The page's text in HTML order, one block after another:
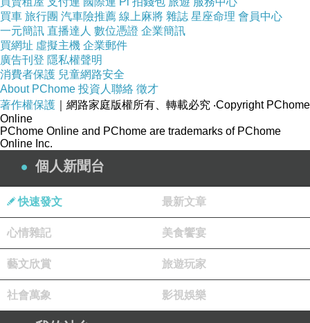
買車 旅行團 汽車險推薦 線上麻將 雜誌 星座命理 會員中心
一元簡訊 直播達人 數位憑證 企業簡訊
買網址 虛擬主機 企業郵件
廣告刊登 隱私權聲明
消費者保護 兒童網路安全
About PChome 投資人聯絡 徵才
著作權保護 ｜網路家庭版權所有、轉載必究 ‧Copyright PChome
Online
PChome Online and PChome are trademarks of PChome
Online Inc.
個人新聞台
快速發文 最新文章
心情雜記 美食饗宴
藝文欣賞 旅遊玩家
社會萬象 影視娛樂